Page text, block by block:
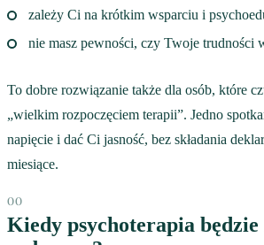
zależy Ci na krótkim wsparciu i
nie masz pewności, czy Twoje trudności
To dobre rozwiązanie także dla osób, które
„wielkim rozpoczęciem terapii”. Jedno
napięcie i dać Ci jasność, bez składania
miesiące.
Kiedy psychoterapia będzie